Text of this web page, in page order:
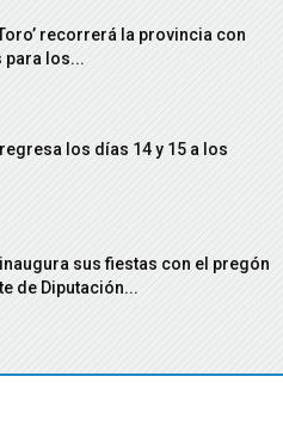
recorrerá la provincia con
para los...
los días 14 y 15 a los
sus fiestas con el pregón
de Diputación...